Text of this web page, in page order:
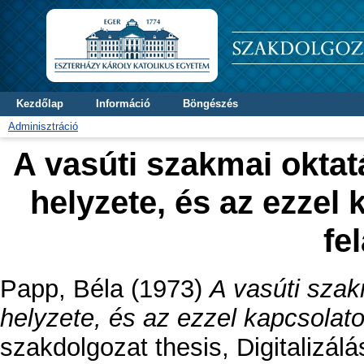
Kezdőlap Információ
Böngészés
Adminisztráció
A vasúti szakmai
helyzete, és az ezzel
Papp, Béla(1973)A vasúti
helyzete, és az ezzel
szakdolgozat thesis,